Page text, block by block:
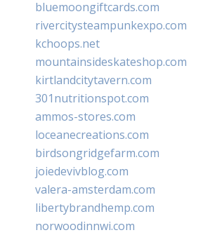
bluemoongiftcards.com
rivercitysteampunkexpo.com
kchoops.net
mountainsideskateshop.com
kirtlandcitytavern.com
301nutritionspot.com
ammos-stores.com
loceanecreations.com
birdsongridgefarm.com
joiedevivblog.com
valera-amsterdam.com
libertybrandhemp.com
norwoodinnwi.com